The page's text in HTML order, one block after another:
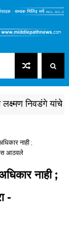
निवडंगे यांचे
नाही ;
आठवले
नाही ;
-